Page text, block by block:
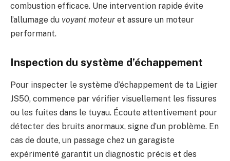
combustion efficace. Une intervention rapide évite
l’allumage du voyant moteur et assure un moteur
performant.
Inspection du système d’échappement
Pour inspecter le système d’échappement de ta Ligier
JS50, commence par vérifier visuellement les fissures
ou les fuites dans le tuyau. Écoute attentivement pour
détecter des bruits anormaux, signe d’un problème. En
cas de doute, un passage chez un garagiste
expérimenté garantit un diagnostic précis et des